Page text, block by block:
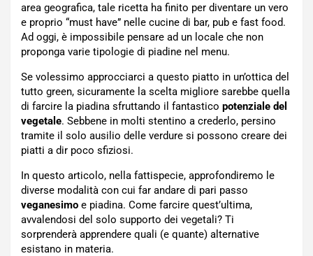
area geografica, tale ricetta ha finito per diventare un vero
e proprio “must have” nelle cucine di bar, pub e fast food.
Ad oggi, è impossibile pensare ad un locale che non
proponga varie tipologie di piadine nel menu.
Se volessimo approcciarci a questo piatto in un’ottica del
tutto green, sicuramente la scelta migliore sarebbe quella
di farcire la piadina sfruttando il fantastico potenziale del
vegetale. Sebbene in molti stentino a crederlo, persino
tramite il solo ausilio delle verdure si possono creare dei
piatti a dir poco sfiziosi.
In questo articolo, nella fattispecie, approfondiremo le
diverse modalità con cui far andare di pari passo
veganesimo e piadina. Come farcire quest’ultima,
avvalendosi del solo supporto dei vegetali? Ti
sorprenderà apprendere quali (e quante) alternative
esistano in materia.